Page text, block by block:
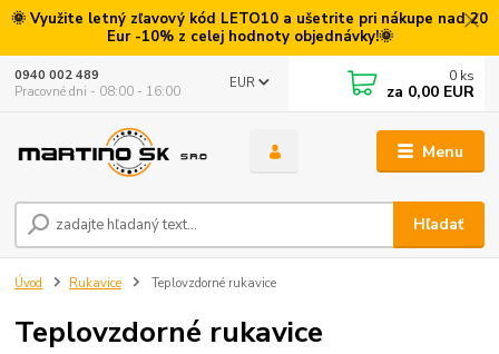
🌞 Využite letný zľavový kód LETO10 a ušetrite pri nákupe nad 20
Eur -10% z celej hodnoty objednávky!🌞
Menu
EUR
Hľadať
0940 002 489
Pracovné dni - 08:00 - 16:00
0 ks
za 0,00 EUR
Úvod Rukavice Teplovzdorné rukavice
Teplovzdorné rukavice